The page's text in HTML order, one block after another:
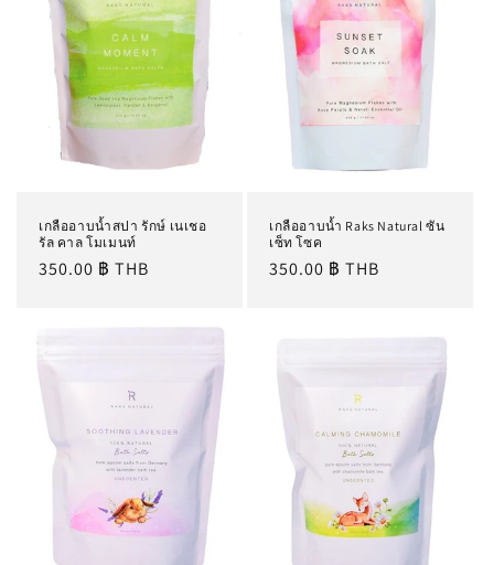
เกลืออาบน้ำสปา รักษ์ เนเชอ
รัล คาล โมเมนท์
ราคา
350.00 ฿ THB
เกลืออาบน้ำ Raks Natural ซัน
เซ็ท โซค
ราคา
350.00 ฿ THB